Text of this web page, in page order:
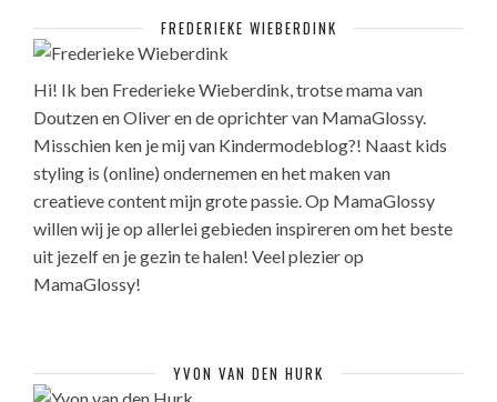
FREDERIEKE WIEBERDINK
Hi! Ik ben Frederieke Wieberdink, trotse mama van
Doutzen en Oliver en de oprichter van MamaGlossy.
Misschien ken je mij van Kindermodeblog?! Naast kids
styling is (online) ondernemen en het maken van
creatieve content mijn grote passie. Op MamaGlossy
willen wij je op allerlei gebieden inspireren om het beste
uit jezelf en je gezin te halen! Veel plezier op
MamaGlossy!
YVON VAN DEN HURK